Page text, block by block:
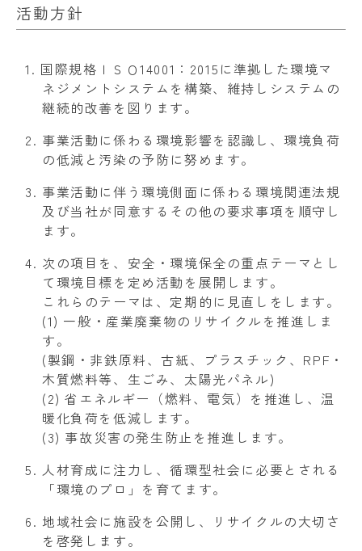
活動方針
国際規格ＩＳＯ14001：2015に準拠した環境マ
ネジメントシステムを構築、維持しシステムの
継続的改善を図ります。
事業活動に係わる環境影響を認識し、環境負荷
の低減と汚染の予防に努めます。
事業活動に伴う環境側面に係わる環境関連法規
及び当社が同意するその他の要求事項を順守し
ます。
次の項目を、安全・環境保全の重点テーマとし
て環境目標を定め活動を展開します。
これらのテーマは、定期的に見直しをします。
(1) 一般・産業廃棄物のリサイクルを推進しま
す。
(製鋼・非鉄原料、古紙、プラスチック、RPF・
木質燃料等、生ごみ、太陽光パネル)
(2) 省エネルギー（燃料、電気）を推進し、温
暖化負荷を低減します。
(3) 事故災害の発生防止を推進します。
人材育成に注力し、循環型社会に必要とされる
「環境のプロ」を育てます。
地域社会に施設を公開し、リサイクルの大切さ
を啓発します。